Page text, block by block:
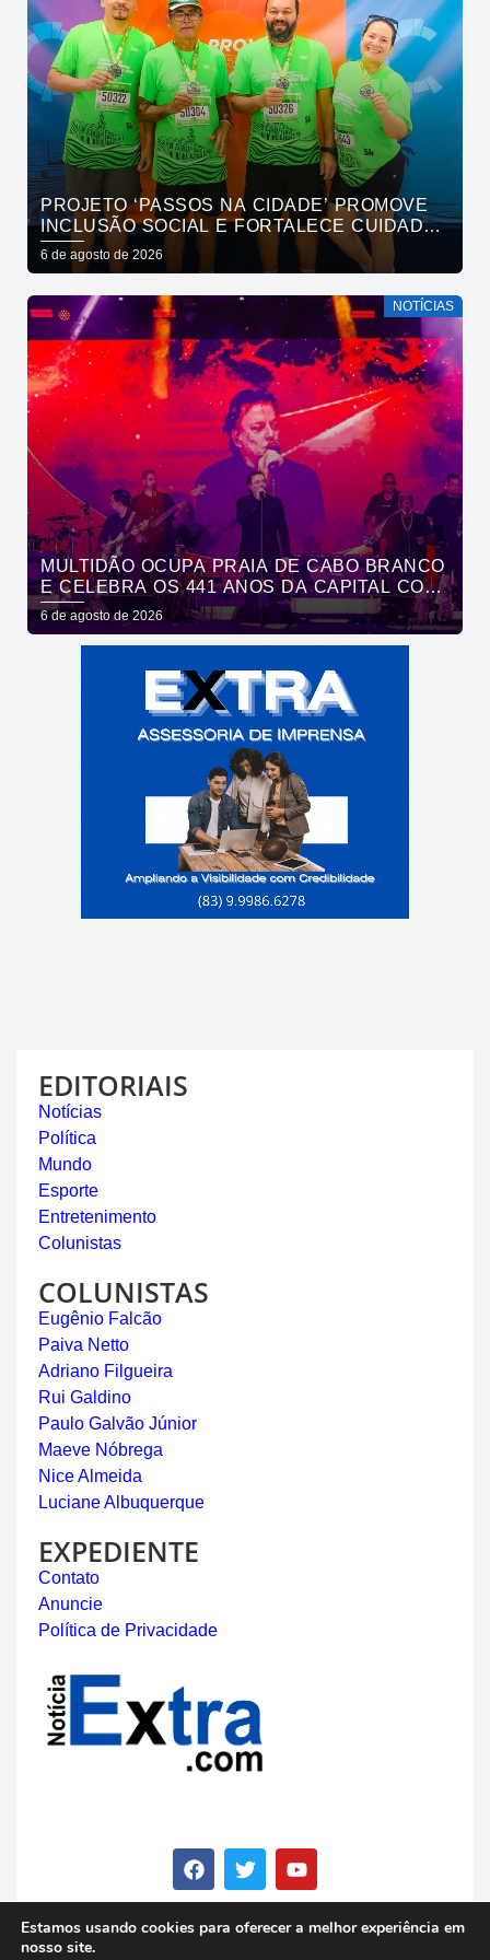
PROJETO ‘PASSOS NA CIDADE’ PROMOVE
INCLUSÃO SOCIAL E FORTALECE CUIDADO
EM SAÚDE MENTAL POR MEIO DA CORRIDA
6 de agosto de 2026
NOTÍCIAS
MULTIDÃO OCUPA PRAIA DE CABO BRANCO
E CELEBRA OS 441 ANOS DA CAPITAL COM
SHOWS DE ROUPA NOVA E FÁBIO JR
6 de agosto de 2026
EDITORIAIS
Notícias
Política
Mundo
Esporte
Entretenimento
Colunistas
COLUNISTAS
Eugênio Falcão
Paiva Netto
Adriano Filgueira
Rui Galdino
Paulo Galvão Júnior
Maeve Nóbrega
Nice Almeida
Luciane Albuquerque
EXPEDIENTE
Contato
Anuncie
Política de Privacidade
© Copyright 2023 - Notícia Extra - Todos os direitos
Estamos usando cookies para oferecer a melhor experiência em
nosso site.